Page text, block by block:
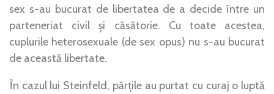
sex s-au bucurat de libertatea de a decide între un
parteneriat civil și căsătorie. Cu toate acestea,
cuplurile heterosexuale (de sex opus) nu s-au bucurat
de această libertate.
În cazul lui Steinfeld, părțile au purtat cu curaj o luptă